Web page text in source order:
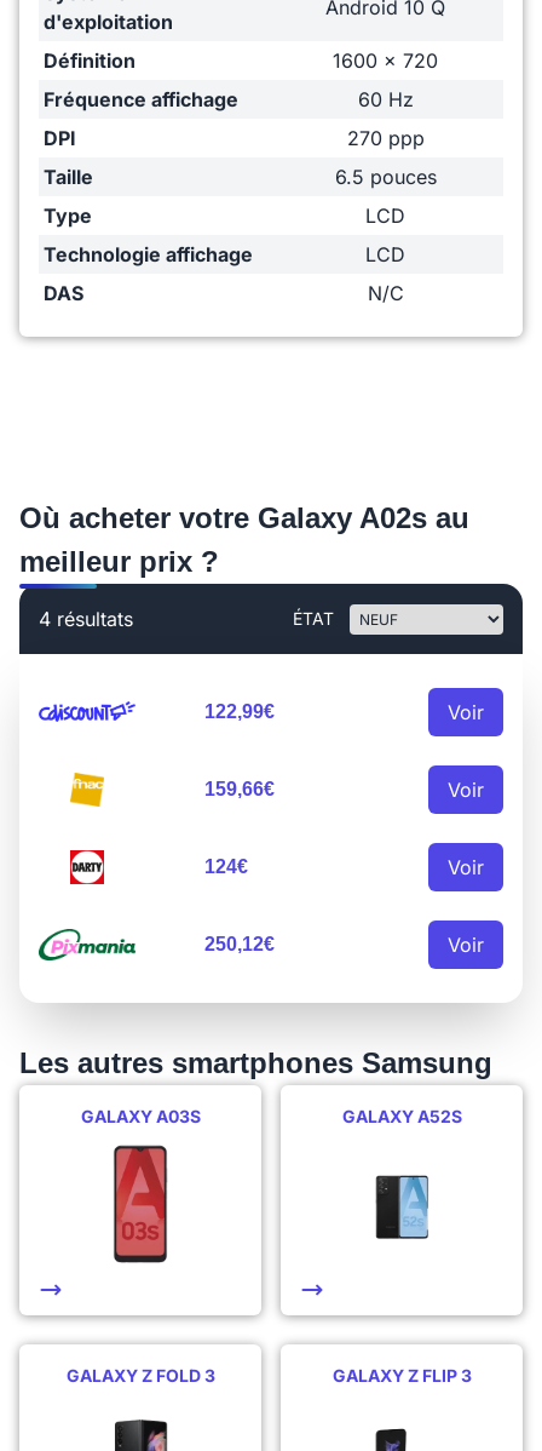
d'exploitation
Android 10 Q
Définition
1600 x 720
Fréquence affichage
60 Hz
DPI
270 ppp
Taille
6.5 pouces
Type
LCD
Technologie affichage
LCD
DAS
N/C
Où acheter votre Galaxy A02s au
meilleur prix ?
4 résultats ÉTAT
122,99€ Voir
159,66€ Voir
124€ Voir
250,12€ Voir
Les autres smartphones Samsung
GALAXY A03S GALAXY A52S
GALAXY Z FOLD 3 GALAXY Z FLIP 3